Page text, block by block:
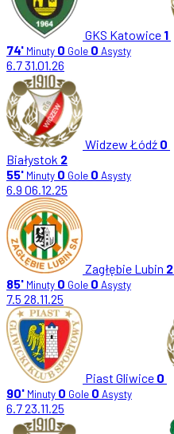
GKS Katowice 1
74' Minuty 0 Gole 0 Asysty
6.731.01.26
Widzew Łódź 0
Białystok 2
55' Minuty 0 Gole 0 Asysty
6.9 06.12.25
Zagłębie Lubin 2
85' Minuty 0 Gole 0 Asysty
7.5 28.11.25
Piast Gliwice 0
90' Minuty 0 Gole 0 Asysty
6.723.11.25